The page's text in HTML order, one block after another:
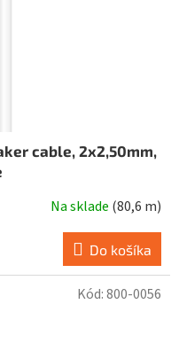
cable, 2x2,50mm,
Na sklade (80,6 m)
Do košíka
Kód:800-0056